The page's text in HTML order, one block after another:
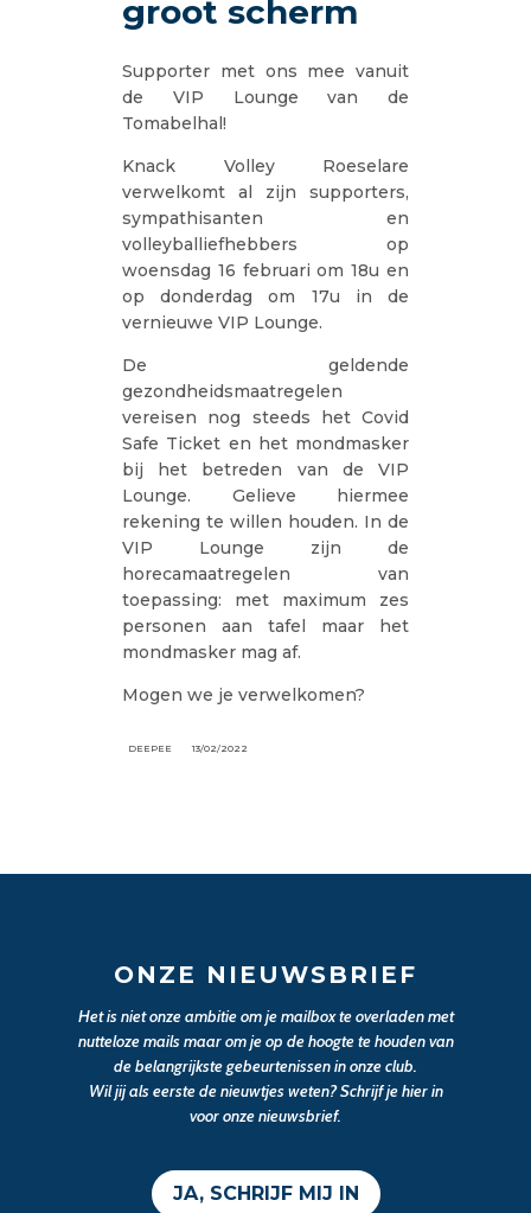
groot scherm
Supporter met ons mee vanuit
de VIP Lounge van de
Tomabelhal!
Knack Volley Roeselare
verwelkomt al zijn supporters,
sympathisanten en
volleyballiefhebbers op
woensdag 16 februari om 18u en
op donderdag om 17u in de
vernieuwe VIP Lounge.
De geldende
gezondheidsmaatregelen
vereisen nog steeds het Covid
Safe Ticket en het mondmasker
bij het betreden van de VIP
Lounge. Gelieve hiermee
rekening te willen houden. In de
VIP Lounge zijn de
horecamaatregelen van
toepassing: met maximum zes
personen aan tafel maar het
mondmasker mag af.
Mogen we je verwelkomen?
DEEPEE 13/02/2022
ONZE NIEUWSBRIEF
Het is niet onze ambitie om je mailbox te overladen met
nutteloze mails maar om je op de hoogte te houden van
de belangrijkste gebeurtenissen in onze club.
Wil jij als eerste de nieuwtjes weten? Schrijf je hier in
voor onze nieuwsbrief.
JA, SCHRIJF MIJ IN